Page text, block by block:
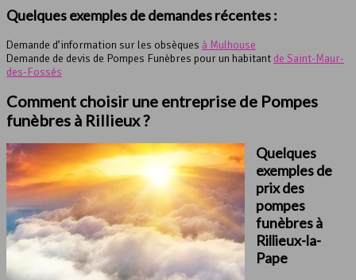
Quelques exemples de demandes récentes :
Demande d’information sur les obsèques à Mulhouse
Demande de devis de Pompes Funèbres pour un habitant de Saint-Maur-
des-Fossés
Comment choisir une entreprise de Pompes
funèbres à Rillieux ?
Quelques
exemples de
prix des
pompes
funèbres à
Rillieux-la-
Pape